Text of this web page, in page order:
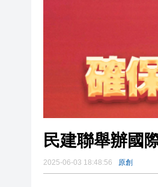
民建聯舉辦國
2025-06-03 18:48:56 原創